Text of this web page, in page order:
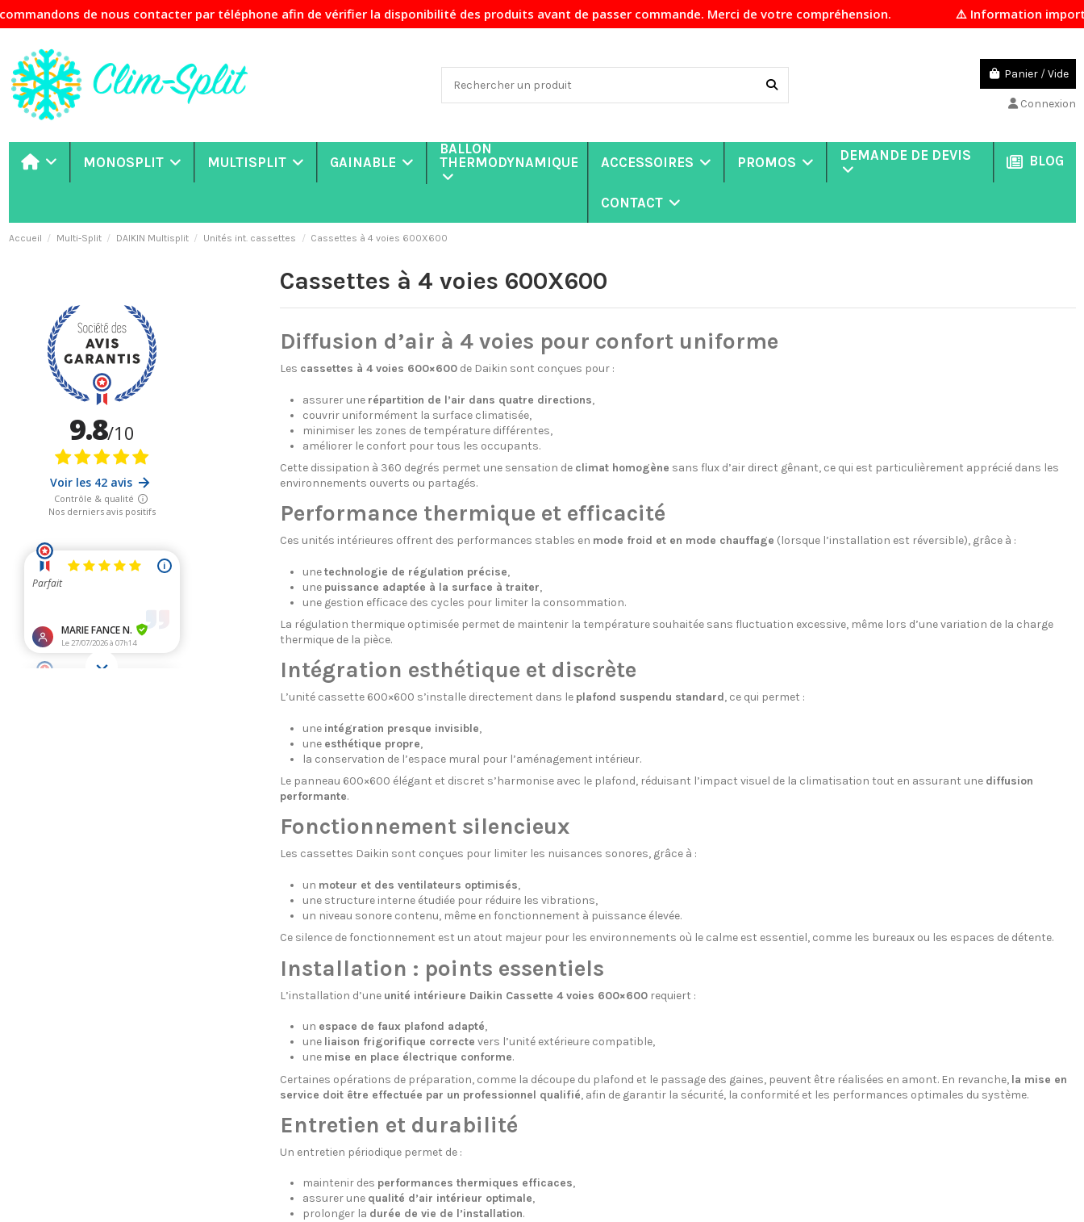
de nous contacter par téléphone afin de vérifier la disponibilité des produits avant de passer commande. Merci de votre compréhension. ⚠️ Information importante
Panier /Vide
Connexion
MONOSPLIT MULTISPLIT GAINABLE
BALLON
THERMODYNAMIQUE
ACCESSOIRES PROMOS DEMANDE DE DEVIS BLOG
CONTACT
Accueil Multi-Split DAIKIN Multisplit Unités int. cassettes Cassettes à 4 voies 600X600
Cassettes à 4 voies 600X600
Diffusion d’air à 4 voies pour confort uniforme
Les cassettes à 4 voies 600×600de Daikin sont conçues pour :
assurer une répartition de l’air dans quatre directions,
couvrir uniformément la surface climatisée,
minimiser les zones de température différentes,
améliorer le confort pour tous les occupants.
Cette dissipation à 360 degrés permet une sensation de climat homogène sans flux d’air direct gênant, ce qui est particulièrement apprécié dans les
environnements ouverts ou partagés.
Performance thermique et efficacité
Ces unités intérieures offrent des performances stables en mode froid et en mode chauffage (lorsque l’installation est réversible), grâce à :
unetechnologie de régulation précise,
une puissance adaptée à la surface à traiter,
une gestion efficace des cycles pour limiter la consommation.
La régulation thermique optimisée permet de maintenir la température souhaitée sans fluctuation excessive, même lors d’une variation de la charge
thermique de la pièce.
Intégration esthétique et discrète
L’unité cassette 600×600 s’installe directement dans le plafond suspendu standard, ce qui permet :
une intégration presque invisible,
une esthétique propre,
la conservation de l’espace mural pour l’aménagement intérieur.
Le panneau 600×600 élégant et discret s’harmonise avec le plafond, réduisant l’impact visuel de la climatisation tout en assurant une diffusion
performante.
Fonctionnement silencieux
Les cassettes Daikin sont conçues pour limiter les nuisances sonores, grâce à :
un moteur et des ventilateurs optimisés,
une structure interne étudiée pour réduire les vibrations,
un niveau sonore contenu, même en fonctionnement à puissance élevée.
Ce silence de fonctionnement est un atout majeur pour les environnements où le calme est essentiel, comme les bureaux ou les espaces de détente.
Installation : points essentiels
L’installation d’une unité intérieure Daikin Cassette 4 voies 600×600requiert :
un espace de faux plafond adapté,
une liaison frigorifique correcte vers l’unité extérieure compatible,
une mise en place électrique conforme.
Certaines opérations de préparation, comme la découpe du plafond et le passage des gaines, peuvent être réalisées en amont. En revanche, la mise en
service doit être effectuée par un professionnel qualifié, afin de garantir la sécurité, la conformité et les performances optimales du système.
Entretien et durabilité
Un entretien périodique permet de :
maintenir des performances thermiques efficaces,
assurer une qualité d’air intérieur optimale,
prolonger la durée de vie de l’installation.